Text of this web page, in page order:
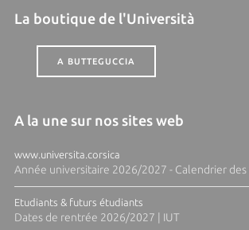
La boutique de l'Università
A BUTTEGUCCIA
A la une sur nos sites web
www.universita.corsica
Année universitaire 2026/2027 - Calendrier
Etudiants & futurs étudiants
Dates de rentrée 2026/2027 | IUT